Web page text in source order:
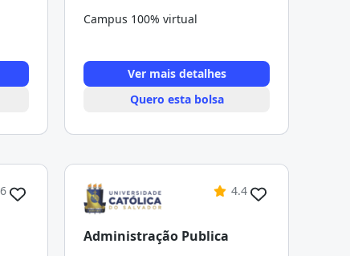
Campus 100% virtual
Ver mais detalhes
Quero esta bolsa
4.4
Administração Publica